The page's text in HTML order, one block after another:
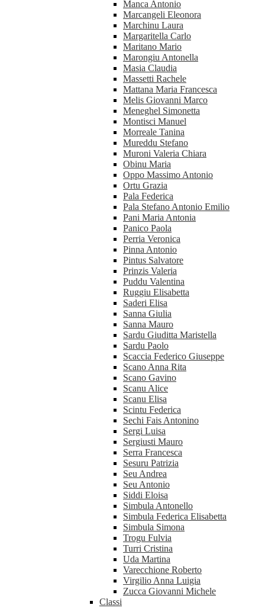
Manca Antonio
Marcangeli Eleonora
Marchinu Laura
Margaritella Carlo
Maritano Mario
Marongiu Antonella
Masia Claudia
Massetti Rachele
Mattana Maria Francesca
Melis Giovanni Marco
Meneghel Simonetta
Montisci Manuel
Morreale Tanina
Mureddu Stefano
Muroni Valeria Chiara
Obinu Maria
Oppo Massimo Antonio
Ortu Grazia
Pala Federica
Pala Stefano Antonio Emilio
Pani Maria Antonia
Panico Paola
Perria Veronica
Pinna Antonio
Pintus Salvatore
Prinzis Valeria
Puddu Valentina
Ruggiu Elisabetta
Saderi Elisa
Sanna Giulia
Sanna Mauro
Sardu Giuditta Maristella
Sardu Paolo
Scaccia Federico Giuseppe
Scano Anna Rita
Scano Gavino
Scanu Alice
Scanu Elisa
Scintu Federica
Sechi Fais Antonino
Sergi Luisa
Sergiusti Mauro
Serra Francesca
Sesuru Patrizia
Seu Andrea
Seu Antonio
Siddi Eloisa
Simbula Antonello
Simbula Federica Elisabetta
Simbula Simona
Trogu Fulvia
Turri Cristina
Uda Martina
Varecchione Roberto
Virgilio Anna Luigia
Zucca Giovanni Michele
Classi